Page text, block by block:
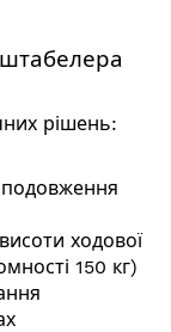
рішень:
ходової
150 кг)